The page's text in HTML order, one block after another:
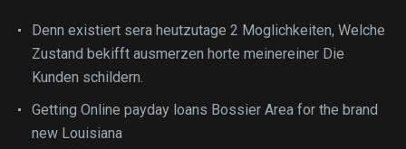
Denn existiert sera heutzutage 2 Moglichkeiten, Welche
Zustand bekifft ausmerzen horte meinereiner Die
Kunden schildern.
Getting Online payday loans Bossier Area for the brand
new Louisiana